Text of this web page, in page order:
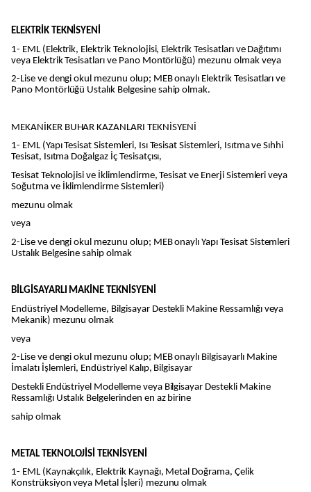
ELEKTRİK TEKNİSYENİ
1- EML (Elektrik, Elektrik Teknolojisi, Elektrik Tesisatları ve Dağıtımı
veya Elektrik Tesisatları ve Pano Montörlüğü) mezunu olmak veya
2-Lise ve dengi okul mezunu olup; MEB onaylı Elektrik Tesisatları ve
Pano Montörlüğü Ustalık Belgesine sahip olmak.
MEKANİKER BUHAR KAZANLARI TEKNİSYENİ
1- EML (Yapı Tesisat Sistemleri, Isı Tesisat Sistemleri, Isıtma ve Sıhhi
Tesisat, Isıtma Doğalgaz İç Tesisatçısı,
Tesisat Teknolojisi ve İklimlendirme, Tesisat ve Enerji Sistemleri veya
Soğutma ve İklimlendirme Sistemleri)
mezunu olmak
veya
2-Lise ve dengi okul mezunu olup; MEB onaylı Yapı Tesisat Sistemleri
Ustalık Belgesine sahip olmak
BİLGİSAYARLI MAKİNE TEKNİSYENİ
Endüstriyel Modelleme, Bilgisayar Destekli Makine Ressamlığı veya
Mekanik) mezunu olmak
veya
2-Lise ve dengi okul mezunu olup; MEB onaylı Bilgisayarlı Makine
İmalatı İşlemleri, Endüstriyel Kalıp, Bilgisayar
Destekli Endüstriyel Modelleme veya Bilgisayar Destekli Makine
Ressamlığı Ustalık Belgelerinden en az birine
sahip olmak
METAL TEKNOLOJİSİ TEKNİSYENİ
1- EML (Kaynakçılık, Elektrik Kaynağı, Metal Doğrama, Çelik
Konstrüksiyon veya Metal İşleri) mezunu olmak